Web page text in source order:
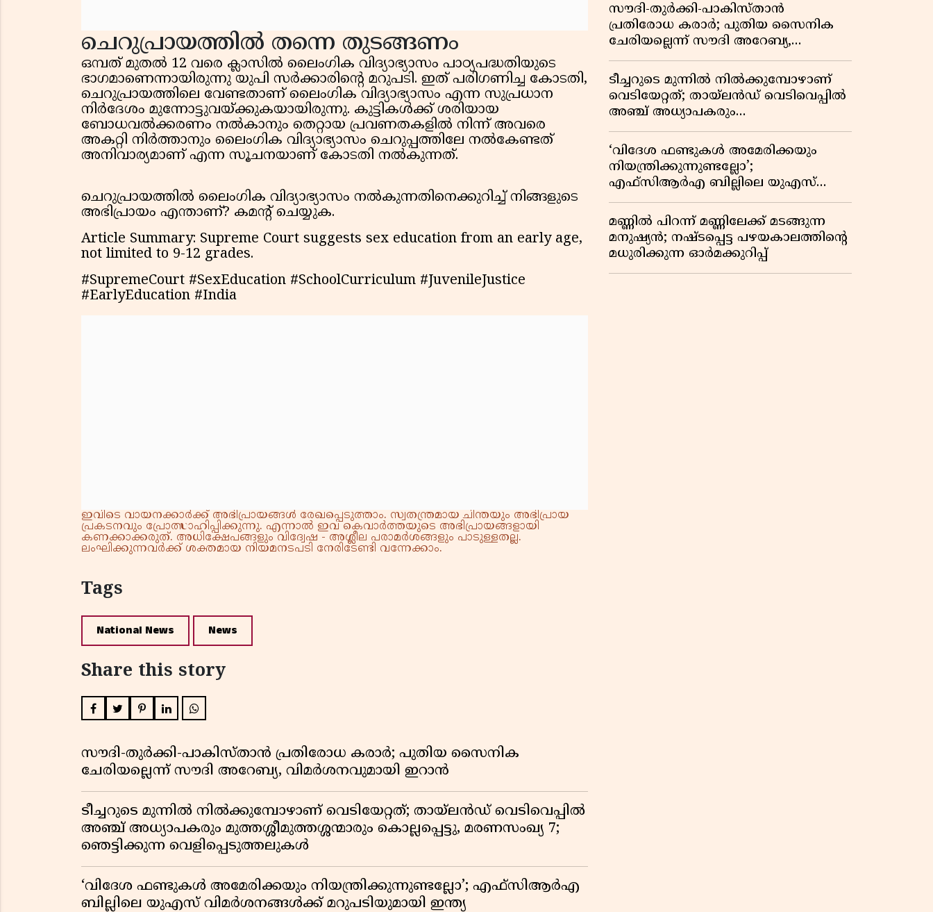
ചെറുപ്രായത്തിൽ തന്നെ തുടങ്ങണം
ഒമ്പത് മുതൽ 12 വരെ ക്ലാസിൽ ലൈംഗിക വിദ്യാഭ്യാസം പാഠ്യപദ്ധതിയുടെ
ഭാഗമാണെന്നായിരുന്നു യുപി സർക്കാരിൻ്റെ മറുപടി. ഇത് പരിഗണിച്ച കോടതി,
ചെറുപ്രായത്തിലെ വേണ്ടതാണ് ലൈംഗിക വിദ്യാഭ്യാസം എന്ന സുപ്രധാന
നിർദേശം മുന്നോട്ടുവയ്ക്കുകയായിരുന്നു. കുട്ടികൾക്ക് ശരിയായ
ബോധവൽക്കരണം നൽകാനും തെറ്റായ പ്രവണതകളിൽ നിന്ന് അവരെ
അകറ്റി നിർത്താനും ലൈംഗിക വിദ്യാഭ്യാസം ചെറുപ്പത്തിലേ നൽകേണ്ടത്
അനിവാര്യമാണ് എന്ന സൂചനയാണ് കോടതി നൽകുന്നത്.
ചെറുപ്രായത്തിൽ ലൈംഗിക വിദ്യാഭ്യാസം നൽകുന്നതിനെക്കുറിച്ച് നിങ്ങളുടെ
അഭിപ്രായം എന്താണ്? കമൻ്റ് ചെയ്യുക.
Article Summary: Supreme Court suggests sex education from an early age,
not limited to 9-12 grades.
#SupremeCourt #SexEducation #SchoolCurriculum #JuvenileJustice
#EarlyEducation #India
ഇവിടെ വായനക്കാർക്ക് അഭിപ്രായങ്ങൾ രേഖപ്പെടുത്താം. സ്വതന്ത്രമായ ചിന്തയും അഭിപ്രായ
പ്രകടനവും പ്രോത്സാഹിപ്പിക്കുന്നു. എന്നാൽ ഇവ കെവാർത്തയുടെ അഭിപ്രായങ്ങളായി
കണക്കാക്കരുത്. അധിക്ഷേപങ്ങളും വിദ്വേഷ - അശ്ലീല പരാമർശങ്ങളും പാടുള്ളതല്ല.
ലംഘിക്കുന്നവർക്ക് ശക്തമായ നിയമനടപടി നേരിടേണ്ടി വന്നേക്കാം.
Tags
National News News
Share this story
സൗദി-തുർക്കി-പാകിസ്താൻ പ്രതിരോധ കരാർ; പുതിയ സൈനിക
ചേരിയല്ലെന്ന് സൗദി അറേബ്യ, വിമർശനവുമായി ഇറാൻ
ടീച്ചറുടെ മുന്നിൽ നിൽക്കുമ്പോഴാണ് വെടിയേറ്റത്; തായ്‌ലൻഡ് വെടിവെപ്പിൽ
അഞ്ച് അധ്യാപകരും മുത്തശ്ശീമുത്തശ്ശന്മാരും കൊല്ലപ്പെട്ടു, മരണസംഖ്യ 7;
ഞെട്ടിക്കുന്ന വെളിപ്പെടുത്തലുകൾ
‘വിദേശ ഫണ്ടുകൾ അമേരിക്കയും നിയന്ത്രിക്കുന്നുണ്ടല്ലോ’; എഫ്സിആർഎ
ബില്ലിലെ യുഎസ് വിമർശനങ്ങൾക്ക് മറുപടിയുമായി ഇന്ത്യ
സൗദി-തുർക്കി-പാകിസ്താൻ
പ്രതിരോധ കരാർ; പുതിയ സൈനിക
ചേരിയല്ലെന്ന് സൗദി അറേബ്യ,
വിമർശനവുമായി ഇറാൻ
ടീച്ചറുടെ മുന്നിൽ നിൽക്കുമ്പോഴാണ്
വെടിയേറ്റത്; തായ്‌ലൻഡ് വെടിവെപ്പിൽ
അഞ്ച് അധ്യാപകരും
മുത്തശ്ശീമുത്തശ്ശന്മാരും കൊല്ലപ്പെട്ടു,
മരണസംഖ്യ 7; ഞെട്ടിക്കുന്ന
വെളിപ്പെടുത്തലുകൾ
‘വിദേശ ഫണ്ടുകൾ അമേരിക്കയും
നിയന്ത്രിക്കുന്നുണ്ടല്ലോ’;
എഫ്സിആർഎ ബില്ലിലെ യുഎസ്
വിമർശനങ്ങൾക്ക് മറുപടിയുമായി ഇന്ത്യ
മണ്ണിൽ പിറന്ന് മണ്ണിലേക്ക് മടങ്ങുന്ന
മനുഷ്യൻ; നഷ്ടപ്പെട്ട പഴയകാലത്തിൻ്റെ
മധുരിക്കുന്ന ഓർമക്കുറിപ്പ്